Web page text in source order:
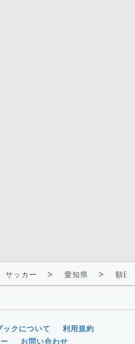
サッカー 愛知県 額田
ックについて
利用規約
お問い合わせ